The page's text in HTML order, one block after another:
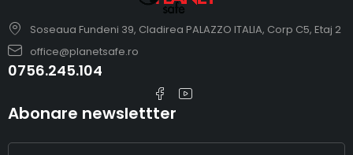
Soseaua Fundeni 39, Cladirea PALAZZO ITALIA, Corp C5, Etaj 2
office@planetsafe.ro
0756.245.104
Abonare newslettter